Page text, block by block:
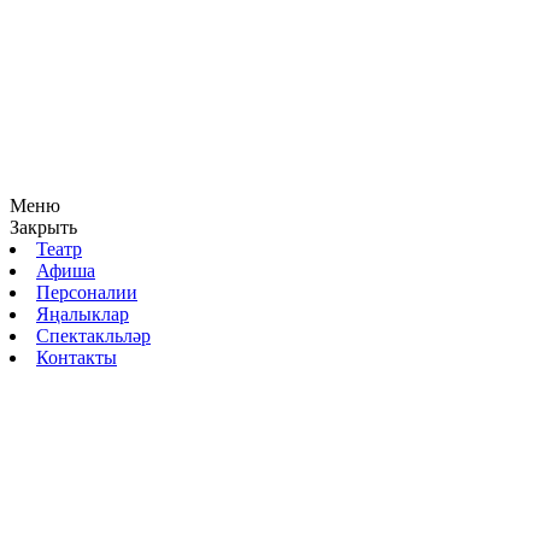
Меню
Закрыть
Театр
Афиша
Персоналии
Яңалыклар
Спектакльләр
Контакты